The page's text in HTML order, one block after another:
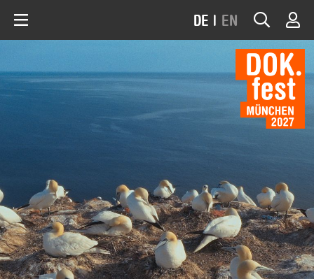
DE | EN